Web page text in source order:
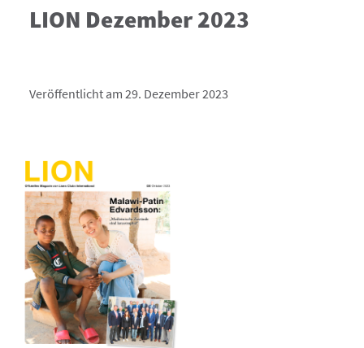
LION Dezember 2023
Veröffentlicht am 29. Dezember 2023